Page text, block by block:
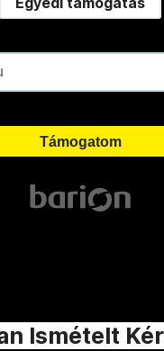
Ismételt